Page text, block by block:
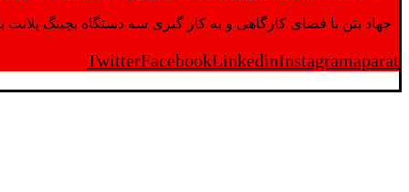
جهاد بتن با فضای کارگاهی و به کار گیری سه دستگاه بچینگ پلانت با ظرفیت 2500 تن در کنار پرسنل متخصص و پر تلاش واحدهای تولید و ازمایشگاه,بتن با کیفیت را برای واحد
TwitterFacebookLinkedinInstagramaparat